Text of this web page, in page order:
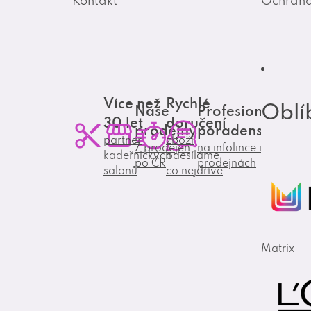
Více než
30 let
partner
kadeřnických
salonů
Naše
prodejny
7 prodejen
po ČR
Rychlé
doručení
zboží
odesíláme
co nejdříve
Profesionální
poradenství
na infolince i
prodejnách
Matrix